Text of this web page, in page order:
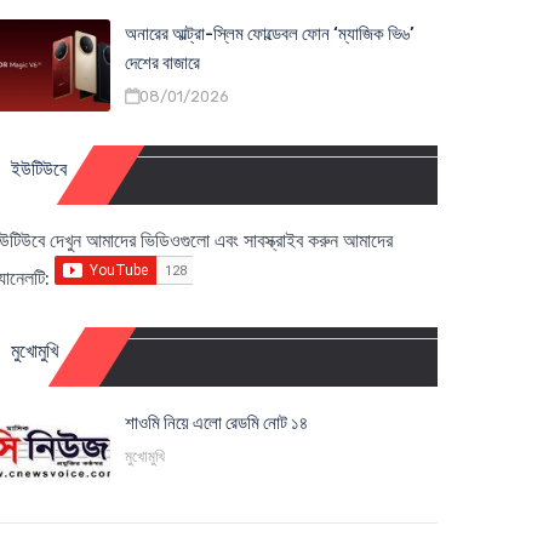
অনারের আল্ট্রা-স্লিম ফোল্ডেবল ফোন ‘ম্যাজিক ভি৬’
দেশের বাজারে
08/01/2026
ইউটিউবে
দেখুন আমাদের ভিডিওগুলো এবং সাবস্ক্রাইব করুন আমাদের
মুখোমুখি
শাওমি নিয়ে এলো রেডমি নোট ১৪
মুখোমুখি